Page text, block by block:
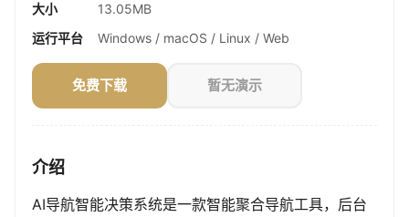
大小
13.05MB
运行平台
Windows / macOS / Linux / Web
免费下载 暂无演示
介绍
AI导航智能决策系统是一款智能聚合导航工具，后台